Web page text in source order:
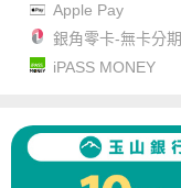
Apple Pay
銀角零卡-無卡分期
iPASS MONEY